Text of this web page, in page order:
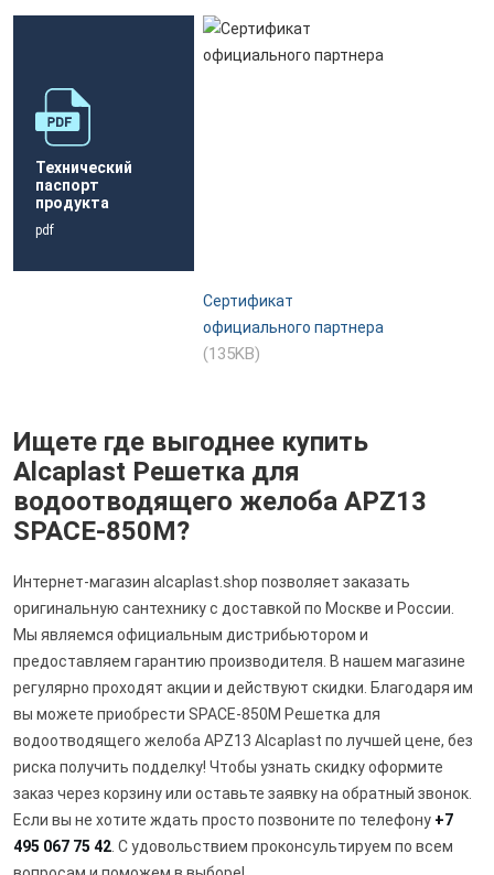
Технический
паспорт
продукта
pdf
Сертификат
официального партнера
(135KB)
Ищете где выгоднее купить
Alcaplast Решетка для
водоотводящего желоба APZ13
SPACE-850M?
Интернет-магазин alcaplast.shop позволяет заказать
оригинальную сантехнику с доставкой по Москве и России.
Мы являемся официальным дистрибьютором и
предоставляем гарантию производителя. В нашем магазине
регулярно проходят акции и действуют скидки. Благодаря им
вы можете приобрести SPACE-850M Решетка для
водоотводящего желоба APZ13 Alcaplast по лучшей цене, без
риска получить подделку! Чтобы узнать скидку оформите
заказ через корзину или оставьте заявку на обратный звонок.
Если вы не хотите ждать просто позвоните по телефону +7
495 067 75 42 . С удовольствием проконсультируем по всем